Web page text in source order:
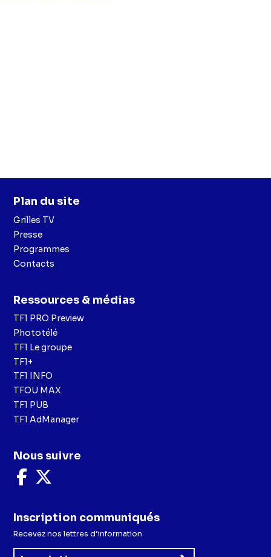
Plan du site
Grilles TV
Presse
Programmes
Contacts
Ressources & médias
TF1 PRO Preview
Phototélé
TF1 Le groupe
TF1+
TF1 INFO
TFOU MAX
TF1 PUB
TF1 AdManager
Nous suivre
Nous
suivre
Facebook
X
Inscription communiqués
Recevez nos lettres d’information